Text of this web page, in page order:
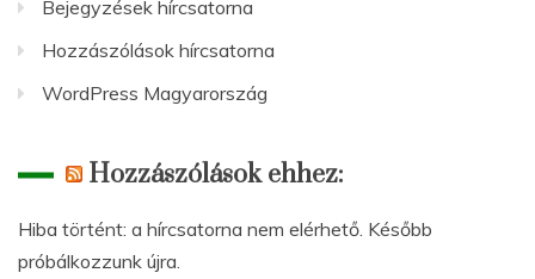
Bejegyzések hírcsatorna
Hozzászólások hírcsatorna
WordPress Magyarország
Hozzászólások ehhez:
Hiba történt: a hírcsatorna nem elérhető. Később
próbálkozzunk újra.